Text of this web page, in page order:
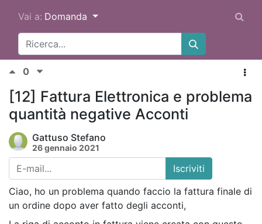
Vai a: Domanda
0
[12] Fattura Elettronica e problema
quantità negative Acconti
Gattuso Stefano
26 gennaio 2021
Iscriviti
Ciao, ho un problema quando faccio la fattura finale di
un ordine dopo aver fatto degli acconti,